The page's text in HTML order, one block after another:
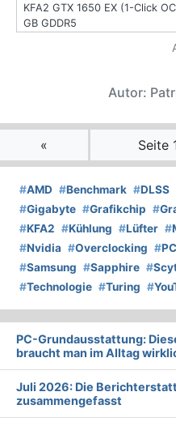
KFA2 GTX 1650 EX (1-Click
GB GDDR5
Autor:
« Seite
#AMD #Benchmark #DLSS
#Gigabyte #Grafikchip #
#KFA2 #Kühlung #Lüfter #
#Nvidia #Overclocking #
#Samsung #Sapphire #
#Technologie #Turing #
PC-Grundausstattung:
braucht man im Alltag
Juli 2026: Die
zusammengefasst